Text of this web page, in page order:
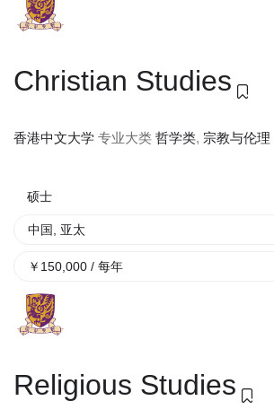
Christian Studies
香港中文大学 专业大类 哲学类, 宗教与伦理
硕士
中国 亚太
￥ 150,000 / 每年
Religious Studies